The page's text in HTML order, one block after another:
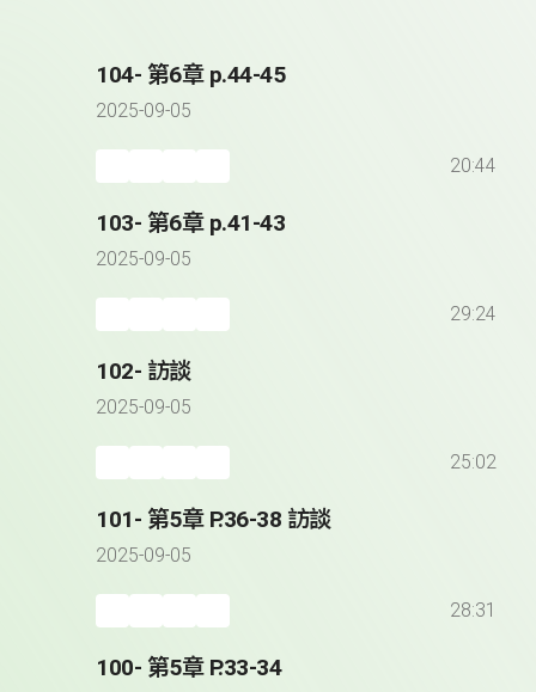
104- 第6章 p.44-45
2025-09-05
20:44
103- 第6章 p.41-43
2025-09-05
29:24
102- 訪談
2025-09-05
25:02
101- 第5章 P.36-38 訪談
2025-09-05
28:31
100- 第5章 P.33-34